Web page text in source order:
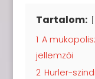
Tartalom:
1 A
jellemzői
2 Hurler-